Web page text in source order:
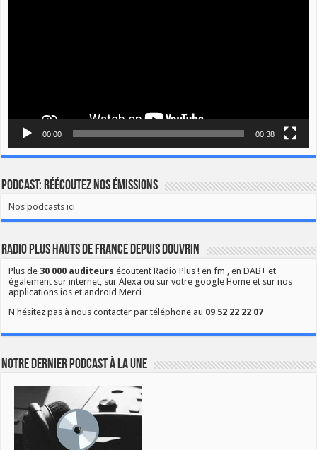
00:00 00:38
Podcast: Réécoutez nos émissions
Nos podcasts ici
Radio Plus Hauts de France depuis Douvrin
Plus de30 000 auditeurs écoutent Radio Plus ! en fm , en DAB+ et
également sur internet, sur Alexa ou sur votre google Home et sur nos
applications ios et android Merci
N'hésitez pas à nous contacter par téléphone au 09 52 22 22 07
Notre dernier podcast à la une